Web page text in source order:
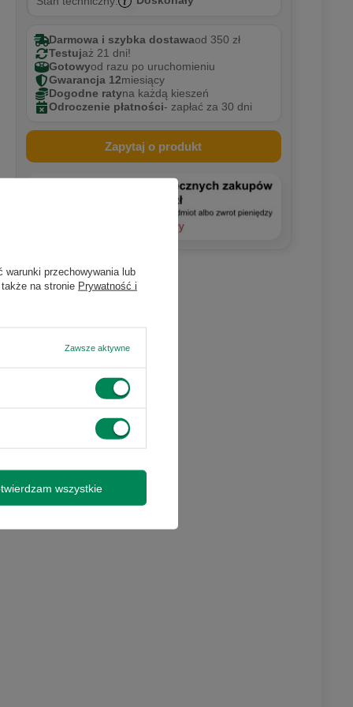
Darmowa i szybka dostawaod 350 zł
Testujaż 21 dni!
Gotowyod razu po uruchomieniu
Gwarancja 12miesiący
Dogodne ratyna każdą kieszeń
Odroczenie płatności- zapłać za 30 dni
Zapytaj o produkt
warunki przechowywania lub
na stronie Prywatność i
Zawsze aktywne
wszystkie